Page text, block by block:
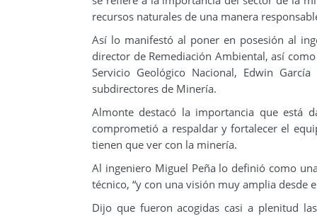
recursos naturales de una manera
Así lo manifestó al poner en posesión al
director de Remediación Ambiental, así
Servicio Geológico Nacional, Edwin
subdirectores de Minería.
Almonte destacó la importancia que está
comprometió a respaldar y fortalecer el
tienen que ver con la minería.
Al ingeniero Miguel Peña lo definió como
técnico, “y con una visión muy amplia desde
Dijo que fueron acogidas casi a plenitud